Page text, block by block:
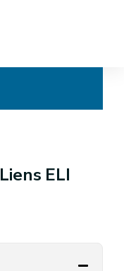
Liens ELI